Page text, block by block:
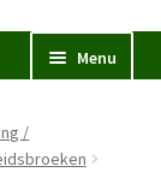
Menu
/